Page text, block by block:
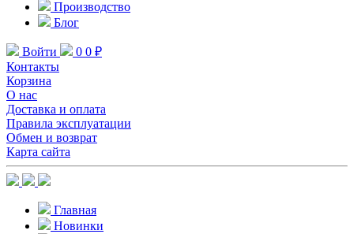
Производство
Блог
Войти 0 0 ₽
Контакты
Корзина
О нас
Доставка и оплата
Правила эксплуатации
Обмен и возврат
Карта сайта
Главная
Новинки